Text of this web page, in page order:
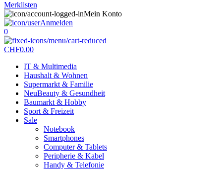
Merklisten
Mein Konto
Anmelden
0
CHF0.00
IT & Multimedia
Haushalt & Wohnen
Supermarkt & Familie
NeuBeauty & Gesundheit
Baumarkt & Hobby
Sport & Freizeit
Sale
Notebook
Smartphones
Computer & Tablets
Peripherie & Kabel
Handy & Telefonie